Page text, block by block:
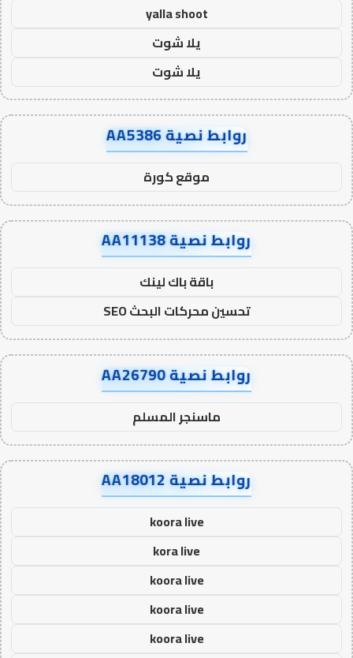
yalla shoot
يلا شوت
يلا شوت
روابط نصية AA5386
موقع كورة
روابط نصية AA11138
باقة باك لينك
تحسين محركات البحث SEO
روابط نصية AA26790
ماسنجر المسلم
روابط نصية AA18012
koora live
kora live
koora live
koora live
koora live